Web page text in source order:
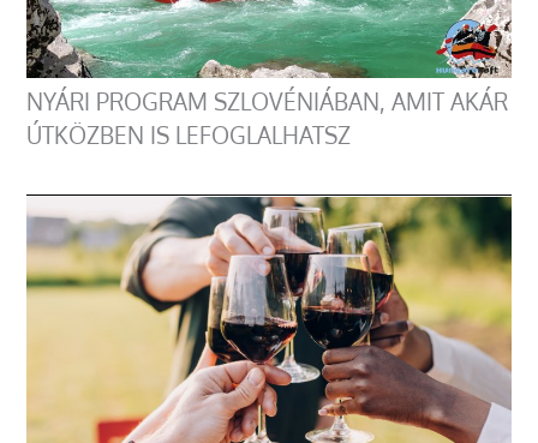
NYÁRI PROGRAM SZLOVÉNIÁBAN, AMIT AKÁR
ÚTKÖZBEN IS LEFOGLALHATSZ